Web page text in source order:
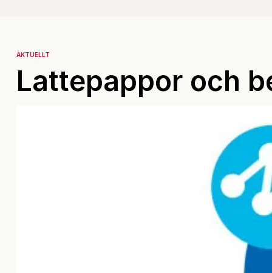
AKTUELLT
Lattepappor och